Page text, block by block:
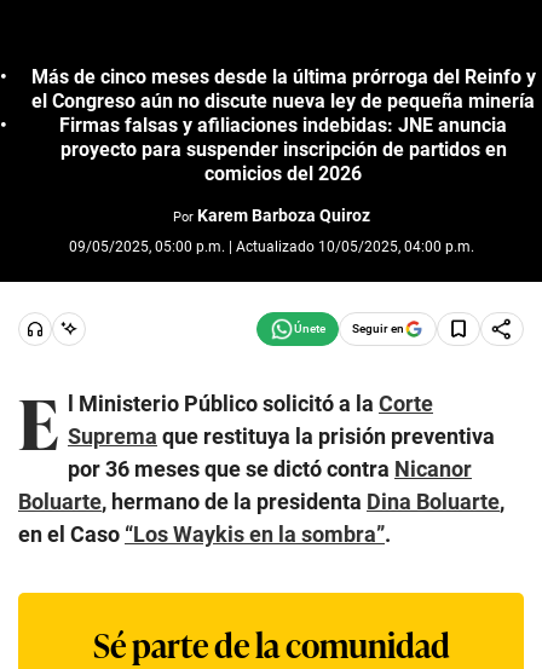
Más de cinco meses desde la última prórroga del Reinfo y
el Congreso aún no discute nueva ley de pequeña minería
Firmas falsas y afiliaciones indebidas: JNE anuncia
proyecto para suspender inscripción de partidos en
comicios del 2026
Por Karem Barboza Quiroz
09/05/2025, 05:00 p.m. | Actualizado 10/05/2025, 04:00 p.m.
Seguir en
E l Ministerio Público solicitó a la Corte
Suprema que restituya la prisión preventiva
por 36 meses que se dictó contra Nicanor
Boluarte, hermano de la presidenta Dina Boluarte,
en el Caso “Los Waykis en la sombra”.